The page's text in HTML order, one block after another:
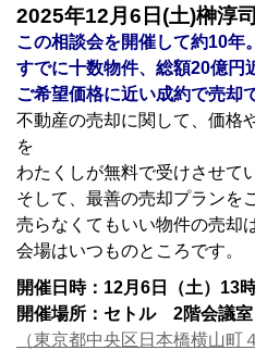
2025年12月6 日(土)榊淳
この相談会を開催して約10年。
すでに十数物件、総額20億円
ご希望価格に近い成約で売却
不動産の売却に関して、価格
を
わたくしが無料で受けさせて
そして、最善の売却プランを
売らなくてもいい物件の売却
会場はいつものところです。
開催日時：12月6日（土）13
開催場所：セトル 2階会議室
（東京都中央区日本橋横山